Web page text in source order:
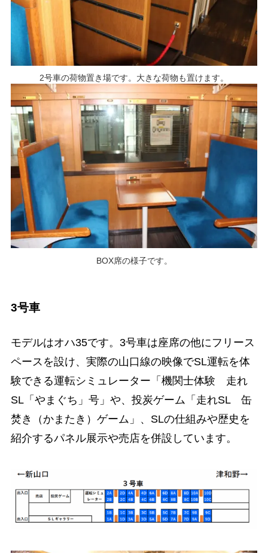
2号車の荷物置き場です。大きな荷物も置けます。
BOX席の様子です。
3号車
モデルはオハ35です。3号車は座席の他にフリース
ペースを設け、実際の山口線の映像でSL運転を体
験できる運転シミュレーター「機関士体験 走れ
SL「やまぐち」号」や、投炭ゲーム「走れSL 缶
焚き（かまたき）ゲーム」、SLの仕組みや歴史を
紹介するパネル展示や売店を併設しています。